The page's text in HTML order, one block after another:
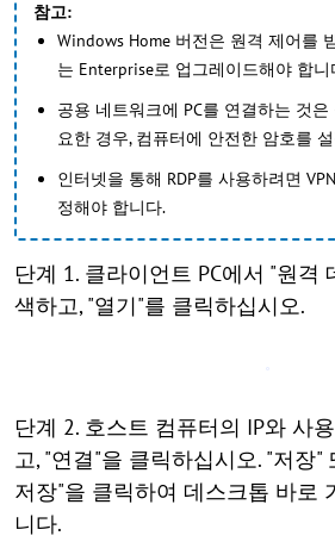
참고:
Windows Home 버전은 원격 제어를
는 Enterprise로 업그레이드해야 합니
공용 네트워크에 PC를 연결하는 것
요한 경우, 컴퓨터에 안전한 암호를
인터넷을 통해 RDP를 사용하려면
정해야 합니다.
단계 1. 클라이언트 PC에서 "원격
색하고, "열기"를 클릭하십시오.
단계 2. 호스트 컴퓨터의 IP와 사
고, "연결"을 클릭하십시오. "저장"
저장"을 클릭하여 데스크톱 바로
니다.